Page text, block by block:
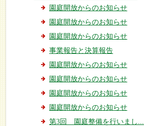
園庭開放からのお知らせ
園庭開放からのお知らせ
園庭開放からのお知らせ
事業報告と決算報告
園庭開放からのお知らせ
園庭開放からのお知らせ
園庭開放からのお知らせ
園庭開放からのお知らせ
第3回 園庭整備を行いまし...